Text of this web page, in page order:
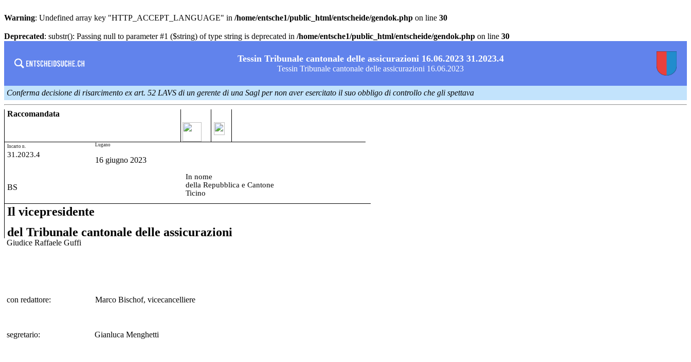
Warning: Undefined array key "HTTP_ACCEPT_LANGUAGE" in /home/entsche1/public_html/entscheide/gendok.php on line 30
Deprecated: substr(): Passing null to parameter #1 ($string) of type string is deprecated in /home/entsche1/public_html/entscheide/gendok.php on line 30
Tessin Tribunale cantonale delle assicurazioni 16.06.2023 31.2023.4
Tessin Tribunale cantonale delle assicurazioni 16.06.2023
Conferma decisione di risarcimento ex art. 52 LAVS di un gerente di una Sagl per non aver esercitato il suo obbligo di controllo che gli spettava
Raccomandata
Incarto n.
31.2023.4
BS
Lugano
16 giugno 2023
In nome
della Repubblica e Cantone
Ticino
Il vicepresidente
del Tribunale cantonale delle assicurazioni
Giudice Raffaele Guffi
con redattore: Marco Bischof, vicecancelliere
segretario: Gianluca Menghetti